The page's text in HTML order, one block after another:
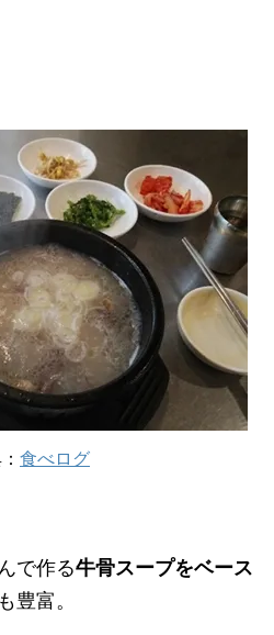
食べログ
で作る牛骨スープをベース
も豊富。